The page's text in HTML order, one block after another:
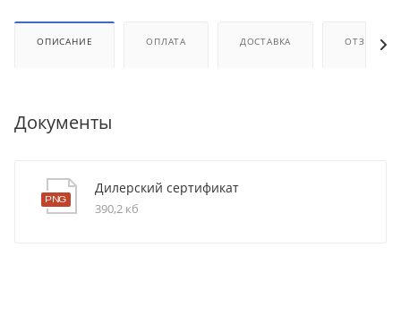
ОПИСАНИЕ ОПЛАТА ДОСТАВКА ОТЗЫВЫ
Документы
Дилерский сертификат
390,2 кб